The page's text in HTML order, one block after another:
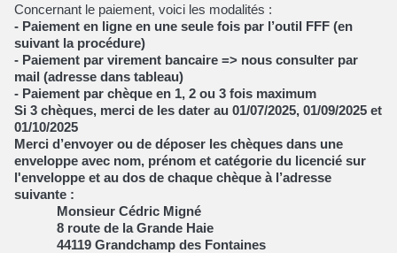
Concernant le paiement, voici les modalités :
- Paiement en ligne en une seule fois par l’outil FFF (en
suivant la procédure)
- Paiement par virement bancaire => nous consulter par
mail (adresse dans tableau)
- Paiement par chèque en 1, 2 ou 3 fois maximum
Si 3 chèques, merci de les dater au 01/07/2025, 01/09/2025 et
01/10/2025
Merci d’envoyer ou de déposer les chèques dans une
enveloppe avec nom, prénom et catégorie du licencié sur
l'enveloppe et au dos de chaque chèque à l’adresse
suivante :
Monsieur Cédric Migné
8 route de la Grande Haie
44119 Grandchamp des Fontaines